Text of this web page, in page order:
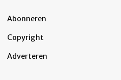
Abonneren
Copyright
Adverteren